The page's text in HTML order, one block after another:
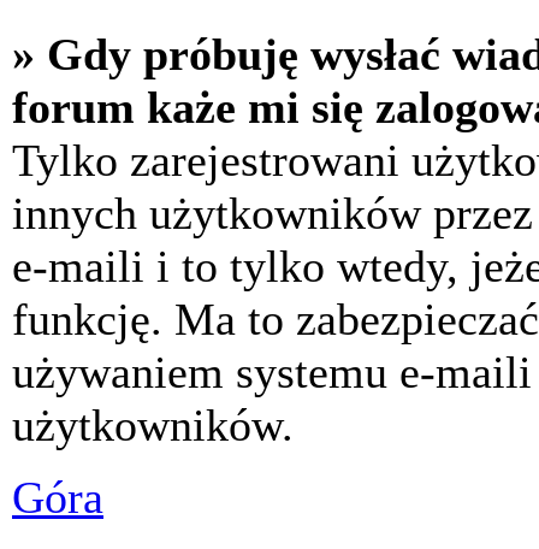
» Gdy próbuję wysłać
forum każe mi się
Tylko zarejestrowani
innych użytkowników
e-maili i to tylko wtedy,
funkcję. Ma to
używaniem systemu e-
użytkowników.
Góra